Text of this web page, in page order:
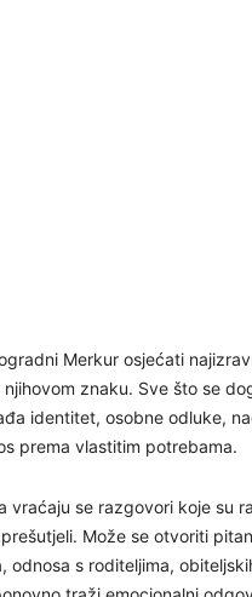
Merkur osjećati
znaku. Sve što se
identitet, osobne odluke,
prema vlastitim potrebama.
vraćaju se razgovori koje su
Može se otvoriti
odnosa s roditeljima,